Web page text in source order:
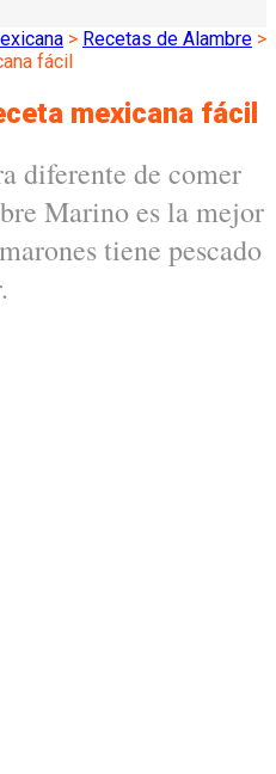
> Recetas de Alambre >
fácil
mexicana fácil
diferente de comer
Marino es la mejor
tiene pescado